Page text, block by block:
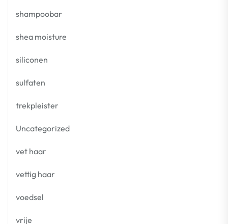
shampoobar
shea moisture
siliconen
sulfaten
trekpleister
Uncategorized
vet haar
vettig haar
voedsel
vrije